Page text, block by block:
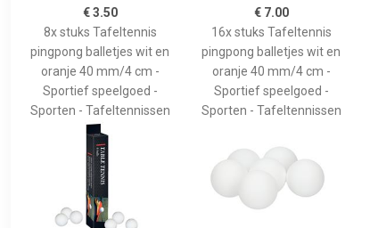
€ 3.50
8x stuks Tafeltennis
pingpong balletjes wit en
oranje 40 mm/4 cm -
Sportief speelgoed -
Sporten - Tafeltennissen
€ 7.00
16x stuks Tafeltennis
pingpong balletjes wit en
oranje 40 mm/4 cm -
Sportief speelgoed -
Sporten - Tafeltennissen